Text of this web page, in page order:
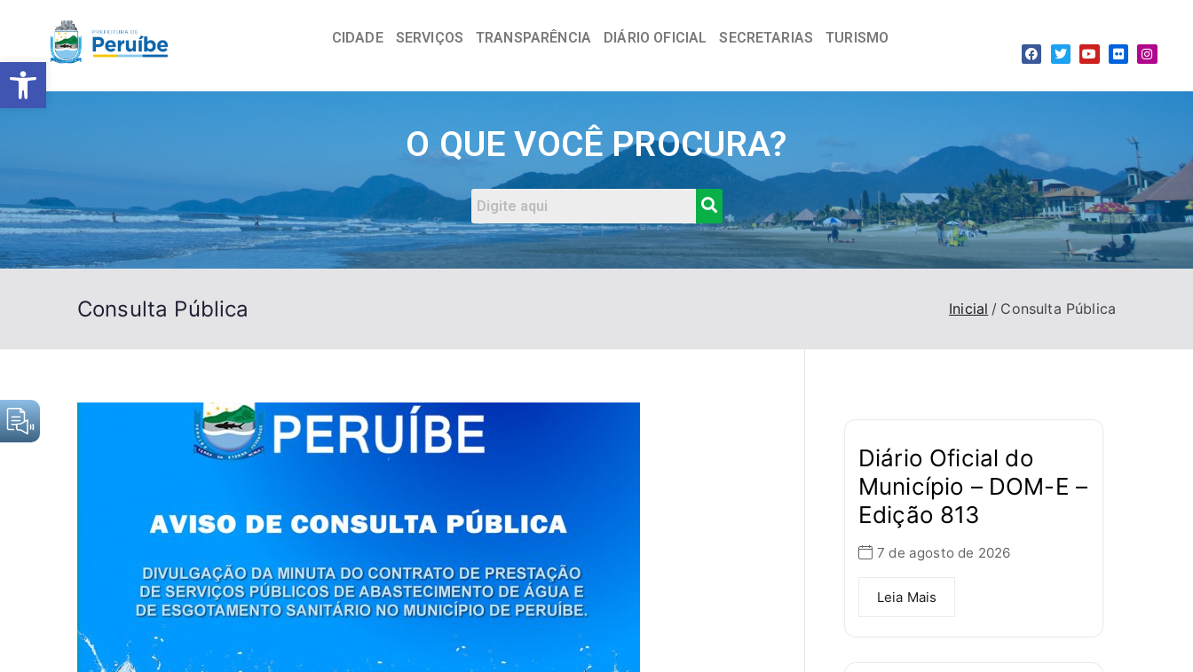
Barra de Ferramentas Aberta
CIDADE SERVIÇOS TRANSPARÊNCIA DIÁRIO OFICIAL SECRETARIAS TURISMO
O QUE VOCÊ PROCURA?
Consulta Pública Inicial Consulta Pública
Diário Oficial do
Município – DOM-E –
Edição 813
7 de agosto de 2026
Leia Mais